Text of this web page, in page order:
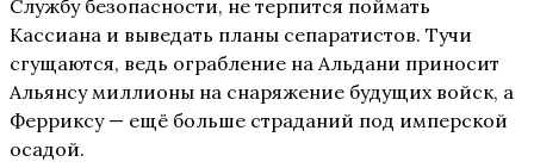
Службу безопасности, не терпится поймать
Кассиана и выведать планы сепаратистов. Тучи
сгущаются, ведь ограбление на Альдани приносит
Альянсу миллионы на снаряжение будущих войск, а
Ферриксу — ещё больше страданий под имперской
осадой.